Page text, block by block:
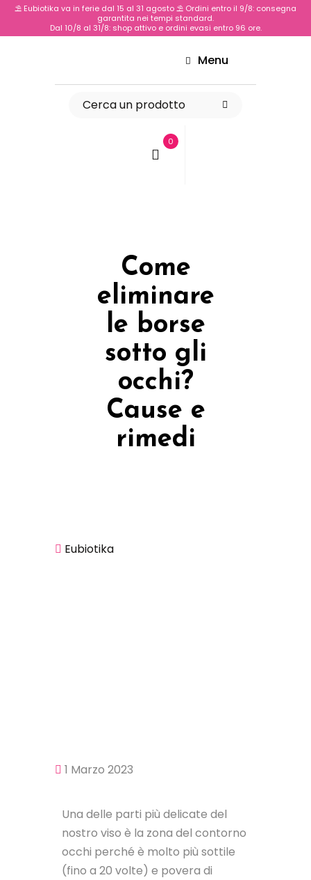
⛱️ Eubiotika va in ferie dal 15 al 31 agosto ⛱️ Ordini entro il 9/8: consegna
garantita nei tempi standard.
Dal 10/8 al 31/8: shop attivo e ordini evasi entro 96 ore.
Menu
0
Come
eliminare
le borse
sotto gli
occhi?
Cause e
rimedi
eliminare le borse
Eubiotika
1 Marzo 2023
Una delle parti più delicate del
nostro viso è la zona del contorno
occhi perché è molto più sottile
(fino a 20 volte) e povera di